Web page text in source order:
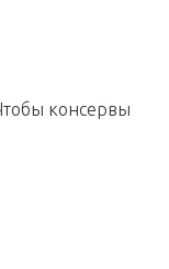
консервы